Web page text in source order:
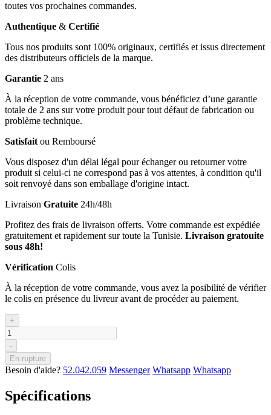
toutes vos prochaines commandes.
Authentique & Certifié
Tous nos produits sont 100% originaux, certifiés et issus directement
des distributeurs officiels de la marque.
Garantie 2 ans
À la réception de votre commande, vous bénéficiez d’une garantie
totale de 2 ans sur votre produit pour tout défaut de fabrication ou
problème technique.
Satisfait ou Remboursé
Vous disposez d'un délai légal pour échanger ou retourner votre
produit si celui-ci ne correspond pas à vos attentes, à condition qu'il
soit renvoyé dans son emballage d'origine intact.
Livraison Gratuite 24h/48h
Profitez des frais de livraison offerts. Votre commande est expédiée
gratuitement et rapidement sur toute la Tunisie. Livraison gratouite
sous 48h!
Vérification Colis
À la réception de votre commande, vous avez la posibilité de vérifier
le colis en présence du livreur avant de procéder au paiement.
+
-
En rupture
Besoin d'aide? 52.042.059 Messenger Whatsapp Whatsapp
Spécifications